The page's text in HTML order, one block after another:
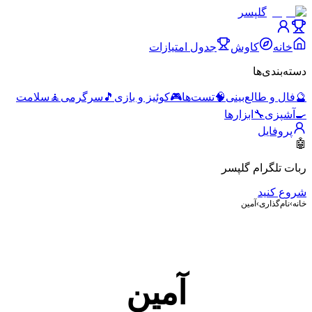
گلپسر
خانه کاوش جدول امتیازات
دسته‌بندی‌ها
🔮فال و طالع‌بینی🧠تست‌ها🎮کوئیز و بازی 🎵 سرگرمی 🧘 سلامت
🍳 آشپزی🔧 ابزارها
پروفایل
🤖
ربات تلگرام گلپسر
شروع کنید
خانه›نام‌گذاری› آمین
آمین